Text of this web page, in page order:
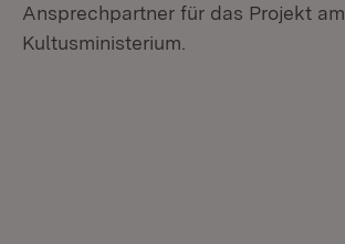
Ansprechpartner für das Projekt am
Kultusministerium.